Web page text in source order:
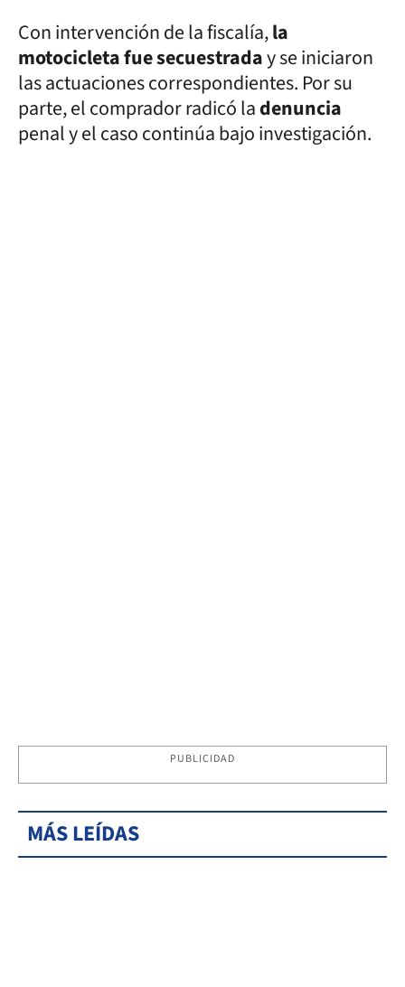
Con intervención de la fiscalía,la
motocicleta fue secuestraday se iniciaron
las actuaciones correspondientes. Por su
parte, el comprador radicó ladenuncia
penal y el caso continúa bajo investigación.
PUBLICIDAD
MÁS LEÍDAS